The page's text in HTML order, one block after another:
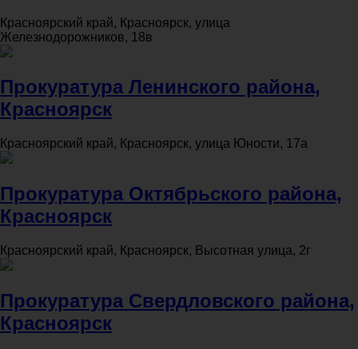
Красноярский край, Красноярск, улица
Железнодорожников, 18в
Прокуратура Ленинского района,
Красноярск
Красноярский край, Красноярск, улица Юности, 17а
Прокуратура Октябрьского района,
Красноярск
Красноярский край, Красноярск, Высотная улица, 2г
Прокуратура Свердловского района,
Красноярск